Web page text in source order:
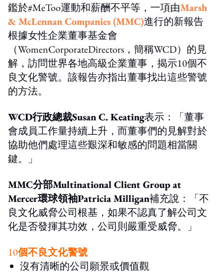
鑑於#MeToo運動和薪酬不平等，一項由Marsh
& McLennan Companies (MMC)進行的新報告
根據女性企業董事基金會
（WomenCorporateDirectors，簡稱WCD）的見
解，訪問世界各地高級企業董事，揭示10個不
良文化警號。該報告亦指出董事找出這些警號
的方法。
WCD行政總裁Susan C. Keating表示：「董事
會成員工作量持續上升，而董事們的見解對於
協助他們處理這些艱深和敏感的問題相當關
鍵。」
MMC分部Multinational Client Group at
Mercer環球領袖Patricia Milligan補充說：「不
良文化威脅公司根基，如果不認真了解公司文
化是否發揮其功效，公司則嚴重受威脅。」
10個不良文化警號
沒有清晰的公司願景或價值觀